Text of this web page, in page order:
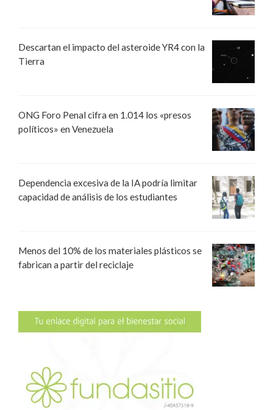
Descartan el impacto del asteroide YR4 con la
Tierra
ONG Foro Penal cifra en 1.014 los «presos
políticos» en Venezuela
Dependencia excesiva de la IA podría limitar
capacidad de análisis de los estudiantes
Menos del 10% de los materiales plásticos se
fabrican a partir del reciclaje